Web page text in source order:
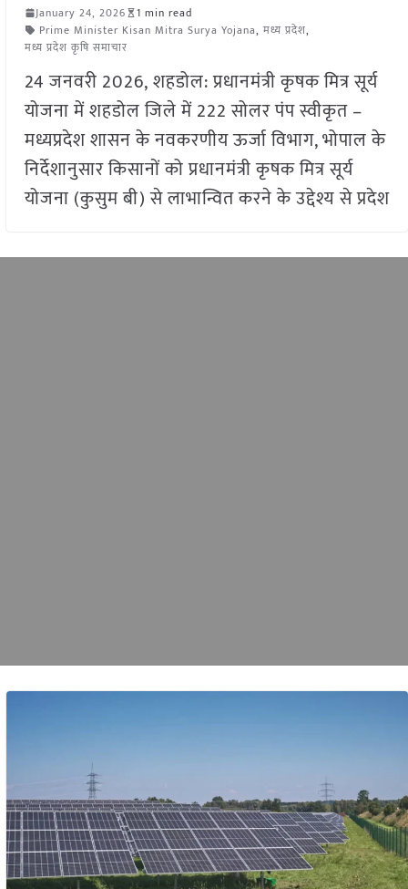
January 24, 2026
1 min read
Prime Minister Kisan Mitra Surya Yojana, मध्य प्रदेश,
मध्य प्रदेश कृषि समाचार
24 जनवरी 2026, शहडोल: प्रधानमंत्री कृषक मित्र सूर्य
योजना में शहडोल जिले में 222 सोलर पंप स्वीकृत –
मध्यप्रदेश शासन के नवकरणीय ऊर्जा विभाग, भोपाल के
निर्देशानुसार किसानों को प्रधानमंत्री कृषक मित्र सूर्य
योजना (कुसुम बी) से लाभान्वित करने के उद्देश्य से प्रदेश